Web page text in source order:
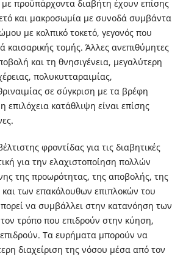
με προϋπάρχοντα διαβήτη έχουν επίσης
και μακροσωμία με συνοδά συμβάντα
με κολπικό τοκετό, γεγονός που
καισαρικής τομής. Άλλες ανεπιθύμητες
και τη θνησιγένεια, μεγαλύτερη
πολυκυτταραιμίας,
σε σύγκριση με τα βρέφη
κατάθλιψη είναι επίσης
φροντίδας για τις διαβητικές
για την ελαχιστοποίηση πολλών
της προωρότητας, της αποβολής, της
των επακόλουθων επιπλοκών του
να συμβάλλει στην κατανόηση των
τρόπο που επιδρούν στην κύηση,
Τα ευρήματα μπορούν να
διαχείριση της νόσου μέσα από τον